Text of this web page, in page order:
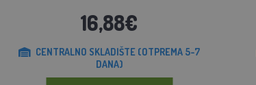
16,88€
CENTRALNO SKLADIŠTE (OTPREMA 5-7
DANA)